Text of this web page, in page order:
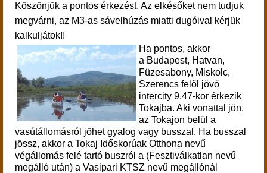
Köszönjük a pontos érkezést. Az elkésőket nem tudjuk
megvárni, az M3-as sávelhúzás miatti dugóival kérjük
kalkuljátok!!
Ha pontos, akkor
a Budapest, Hatvan,
Füzesabony, Miskolc,
Szerencs felől jövő
intercity 9.47-kor érkezik
Tokajba. Aki vonattal jön,
az Tokajon belül a
vasútállomásról jöhet gyalog vagy busszal. Ha busszal
jössz, akkor a Tokaj Időskorúak Otthona nevű
végállomás felé tartó buszról a (Fesztiválkatlan nevű
megálló után) a Vasipari KTSZ nevű megállónál